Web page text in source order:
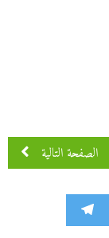
الصفحة التالية